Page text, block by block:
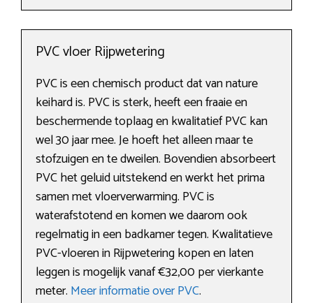
PVC vloer Rijpwetering
PVC is een chemisch product dat van nature
keihard is. PVC is sterk, heeft een fraaie en
beschermende toplaag en kwalitatief PVC kan
wel 30 jaar mee. Je hoeft het alleen maar te
stofzuigen en te dweilen. Bovendien absorbeert
PVC het geluid uitstekend en werkt het prima
samen met vloerverwarming. PVC is
waterafstotend en komen we daarom ook
regelmatig in een badkamer tegen. Kwalitatieve
PVC-vloeren in Rijpwetering kopen en laten
leggen is mogelijk vanaf €32,00 per vierkante
meter. Meer informatie over PVC.